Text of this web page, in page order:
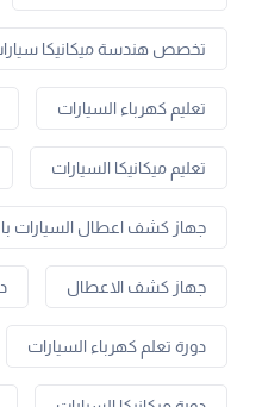
تخصص هندسة ميكانيكا
تعليم كهرباء السيارات
تعليم ميكانيكا السيارات
جهاز كشف اعطال السيارات
جهاز كشف الاعطال
دورة تعلم كهرباء السيارات